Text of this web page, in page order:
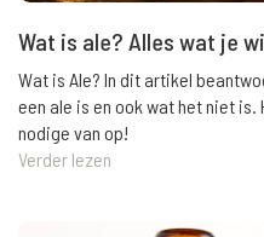
Wat is ale? Alles wat je
Wat is Ale? In dit artikel
een ale is en ook wat het niet
nodige van op!
Verder lezen